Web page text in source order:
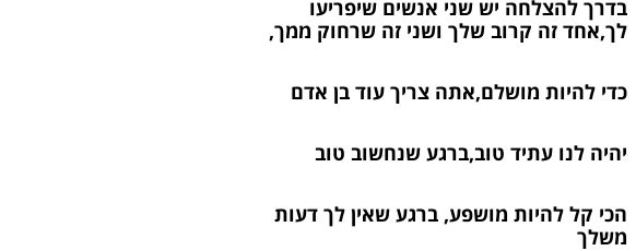
בדרך להצלחה יש שני אנשים שיפריעו
לך,אחד זה קרוב שלך ושני זה שרחוק ממך,
כדי להיות מושלם,אתה צריך עוד בן אדם
יהיה לנו עתיד טוב,ברגע שנחשוב טוב
הכי קל להיות מושפע, ברגע שאין לך דעות
משלך